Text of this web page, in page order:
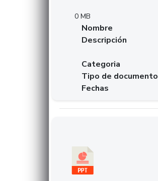
0 MB
Nombre
Descripción
Categoria
Tipo de documento
Fechas